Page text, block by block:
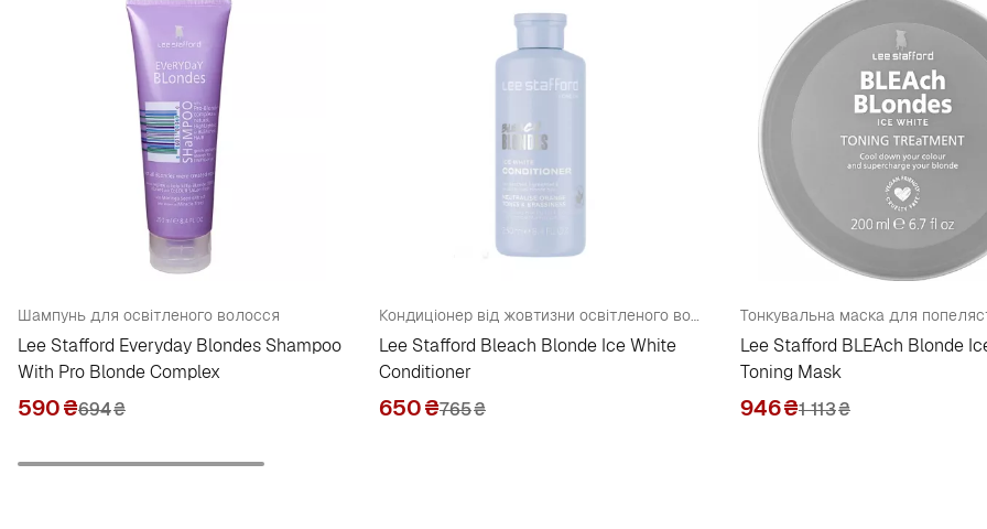
Шампунь для освітленого волосся
Lee Stafford Everyday Blondes Shampoo
With Pro Blonde Complex
590₴694₴
Кондиціонер від жовтизни освітленого волосся
Lee Stafford Bleach Blonde Ice White
Conditioner
650₴765₴
Lee Stafford BLEAch Blonde
Toning Mask
946₴1 113₴